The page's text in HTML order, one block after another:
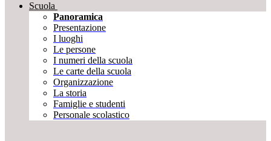
Scuola
Panoramica
Presentazione
I luoghi
Le persone
I numeri della scuola
Le carte della scuola
Organizzazione
La storia
Famiglie e studenti
Personale scolastico